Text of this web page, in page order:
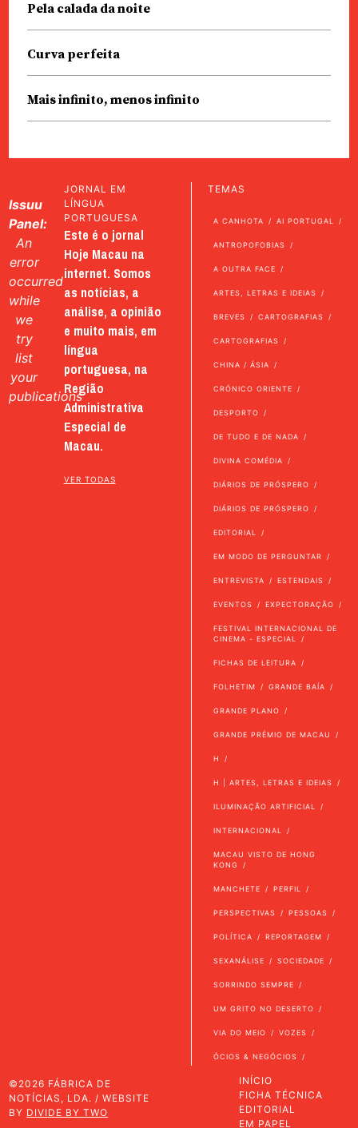
Pela calada da noite
Curva perfeita
Mais infinito, menos infinito
Issuu
Panel:
An
error
occurred
while
we
try
list
your
publications
JORNAL EM
LÍNGUA
PORTUGUESA
Este é o jornal
Hoje Macau na
internet. Somos
as notícias, a
análise, a opinião
e muito mais, em
língua
portuguesa, na
Região
Administrativa
Especial de
Macau.
VER TODAS
TEMAS
A CANHOTA AI PORTUGAL
ANTROPOFOBIAS
A OUTRA FACE
ARTES, LETRAS E IDEIAS
BREVES CARTOGRAFIAS
CARTOGRAFIAS
CHINA / ÁSIA
CRÓNICO ORIENTE
DESPORTO
DE TUDO E DE NADA
DIVINA COMÉDIA
DIÁRIOS DE PRÓSPERO
DIÁRIOS DE PRÓSPERO
EDITORIAL
EM MODO DE PERGUNTAR
ENTREVISTA ESTENDAIS
EVENTOS EXPECTORAÇÃO
FESTIVAL INTERNACIONAL DE
CINEMA - ESPECIAL
FICHAS DE LEITURA
FOLHETIM GRANDE BAÍA
GRANDE PLANO
GRANDE PRÉMIO DE MACAU
H
H | ARTES, LETRAS E IDEIAS
ILUMINAÇÃO ARTIFICIAL
INTERNACIONAL
MACAU VISTO DE HONG
KONG
MANCHETE PERFIL
PERSPECTIVAS PESSOAS
POLÍTICA REPORTAGEM
SEXANÁLISE SOCIEDADE
SORRINDO SEMPRE
UM GRITO NO DESERTO
VIA DO MEIO VOZES
ÓCIOS & NEGÓCIOS
©2026 FÁBRICA DE
NOTÍCIAS, LDA. / WEBSITE
BY DIVIDE BY TWO
INÍCIO
FICHA TÉCNICA
EDITORIAL
EM PAPEL